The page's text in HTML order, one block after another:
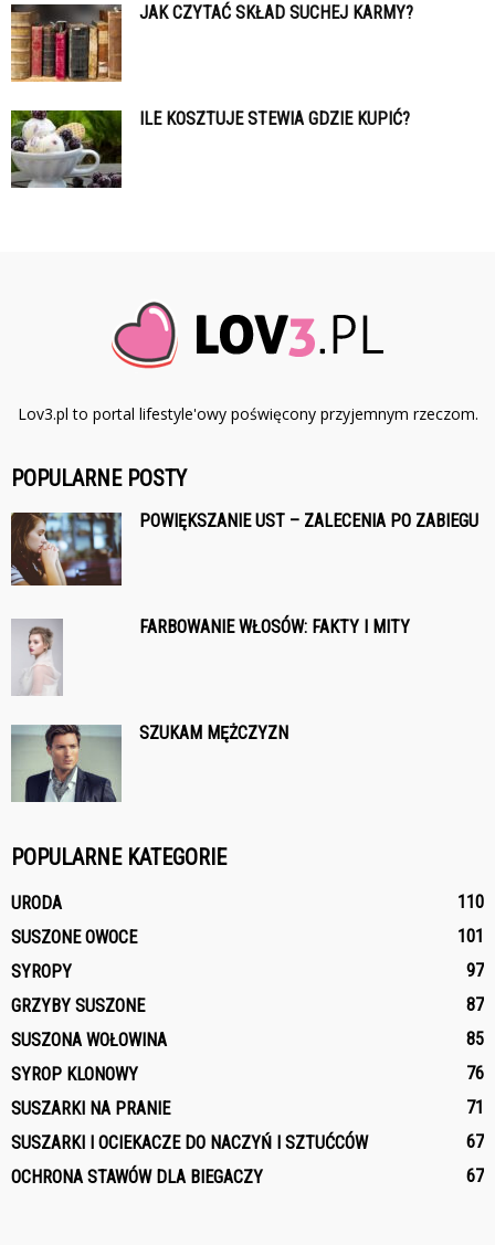
JAK CZYTAĆ SKŁAD SUCHEJ KARMY?
ILE KOSZTUJE STEWIA GDZIE KUPIĆ?
Lov3.pl to portal lifestyle'owy poświęcony przyjemnym rzeczom.
POPULARNE POSTY
POWIĘKSZANIE UST – ZALECENIA PO ZABIEGU
FARBOWANIE WŁOSÓW: FAKTY I MITY
SZUKAM MĘŻCZYZN
POPULARNE KATEGORIE
URODA
110
SUSZONE OWOCE
101
SYROPY
97
GRZYBY SUSZONE
87
SUSZONA WOŁOWINA
85
SYROP KLONOWY
76
SUSZARKI NA PRANIE
71
SUSZARKI I OCIEKACZE DO NACZYŃ I SZTUĆCÓW
67
OCHRONA STAWÓW DLA BIEGACZY
67